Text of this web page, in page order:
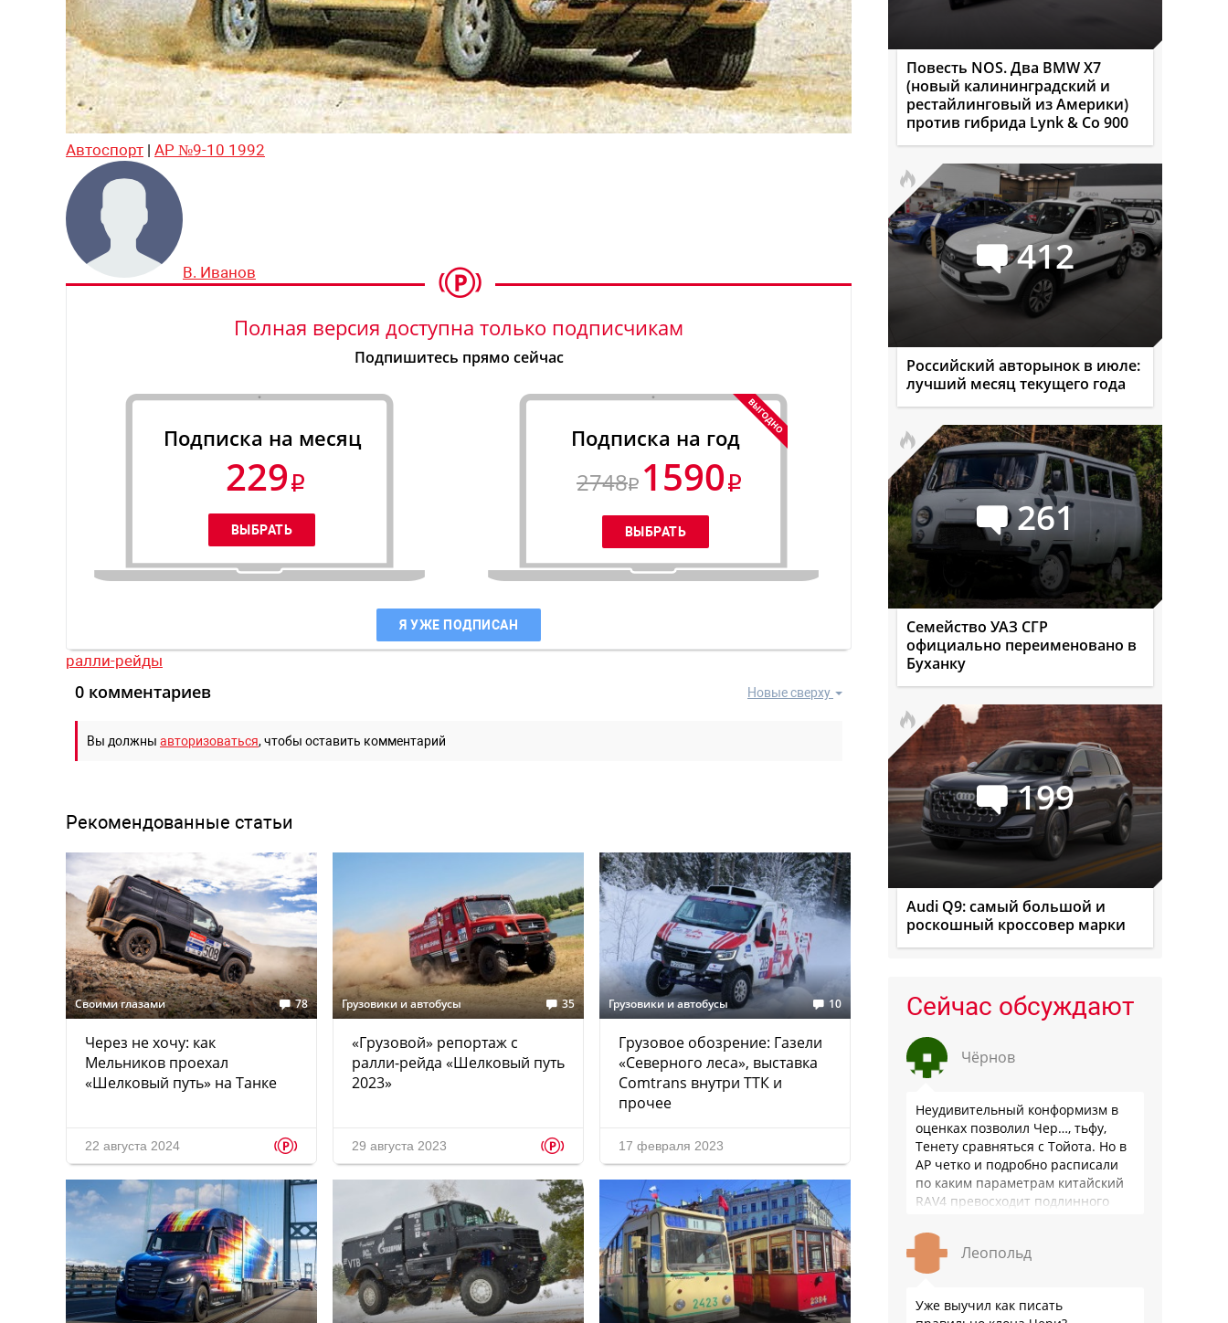
Автоспорт | АР №9-10 1992
В. Иванов
Полная версия доступна только подписчикам
Подпишитесь прямо сейчас
Подписка на месяц
229
Подписка на год
2748 1590
Я УЖЕ ПОДПИСАН
ралли-рейды
Новые сверху
0 комментариев
Вы должны авторизоваться, чтобы оставить комментарий
Рекомендованные статьи
Своими глазами 78
Через не хочу: как
Мельников проехал
«Шелковый путь» на Танке
22 августа 2024 p
Грузовики и автобусы 35
«Грузовой» репортаж с
ралли-рейда «Шелковый путь
2023»
29 августа 2023 p
Грузовики и автобусы 10
Грузовое обозрение: Газели
«Северного леса», выставка
Comtrans внутри ТТК и
прочее
17 февраля 2023
Повесть NOS. Два BMW X7
(новый калининградский и
рестайлинговый из Америки)
против гибрида Lynk & Co 900
412
Российский авторынок в июле:
лучший месяц текущего года
261
Семейство УАЗ СГР
официально переименовано в
Буханку
199
Audi Q9: самый большой и
роскошный кроссовер марки
Сейчас обсуждают
Чёрнов
Неудивительный конформизм в
оценках позволил Чер…, тьфу,
Тенету сравняться с Тойота. Но в
АР четко и подробно расписали
по каким параметрам китайский
RAV4 превосходит подлинного
подвеска едет ровно и приятно …
Леопольд
Уже выучил как писать